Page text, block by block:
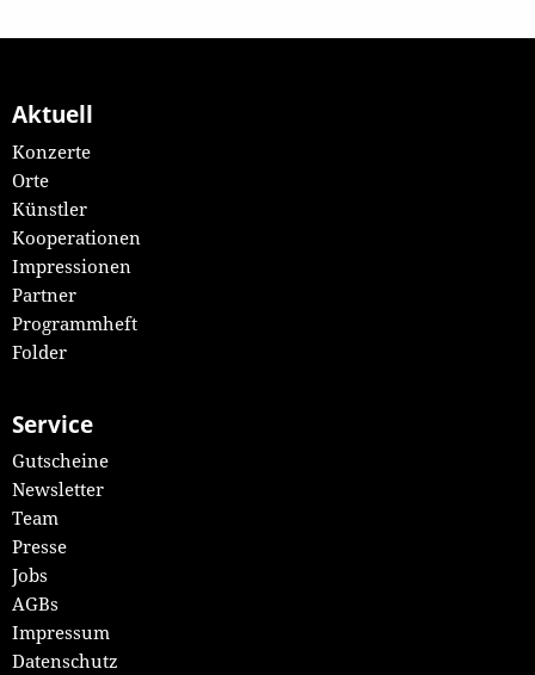
Aktuell
Konzerte
Orte
Künstler
Kooperationen
Impressionen
Partner
Programmheft
Folder
Service
Gutscheine
Newsletter
Team
Presse
Jobs
AGBs
Impressum
Datenschutz